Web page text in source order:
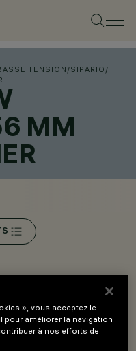
TENSION /SIPARIO /
MM
(48V).
DC/DC
», vous acceptez le
pour améliorer la navigation
à nos efforts de